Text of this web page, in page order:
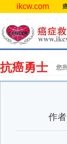
ikcw.com
抗癌勇士 您
作者